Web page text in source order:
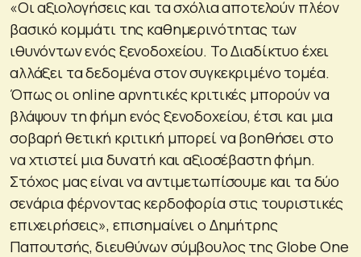
«Οι αξιολογήσεις και τα σχόλια αποτελούν πλέον
βασικό κομμάτι της καθημερινότητας των
ιθυνόντων ενός ξενοδοχείου. Το Διαδίκτυο έχει
αλλάξει τα δεδομένα στον συγκεκριμένο τομέα.
Όπως οι online αρνητικές κριτικές μπορούν να
βλάψουν τη φήμη ενός ξενοδοχείου, έτσι και μια
σοβαρή θετική κριτική μπορεί να βοηθήσει στο
να χτιστεί μια δυνατή και αξιοσέβαστη φήμη.
Στόχος μας είναι να αντιμετωπίσουμε και τα δύο
σενάρια φέρνοντας κερδοφορία στις τουριστικές
επιχειρήσεις», επισημαίνει ο Δημήτρης
Παπουτσής, διευθύνων σύμβουλος της Globe One